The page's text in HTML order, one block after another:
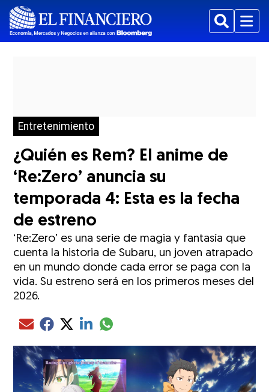
BuscarMenu
Entretenimiento
¿Quién es Rem? El anime de
‘Re:Zero’ anuncia su
temporada 4: Esta es la fecha
de estreno
‘Re:Zero’ es una serie de magia y fantasía que
cuenta la historia de Subaru, un joven atrapado
en un mundo donde cada error se paga con la
vida. Su estreno será en los primeros meses del
2026.
Compartir el artículo actual mediante Email
Compartir el artículo actual mediante Facebook
Compartir el artículo actual mediante Twitter
Compartir el artículo actual mediante LinkedIn
Compartir el artículo actual mediante